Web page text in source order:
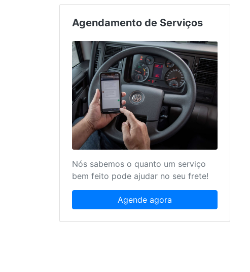
Agendamento de Serviços
Nós sabemos o quanto um serviço
bem feito pode ajudar no seu frete!
Agende agora